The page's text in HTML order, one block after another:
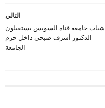
التالي
شباب جامعة قناة السويس يستقبلون
الدكتور أشرف صبحي داخل حرم
الجامعة